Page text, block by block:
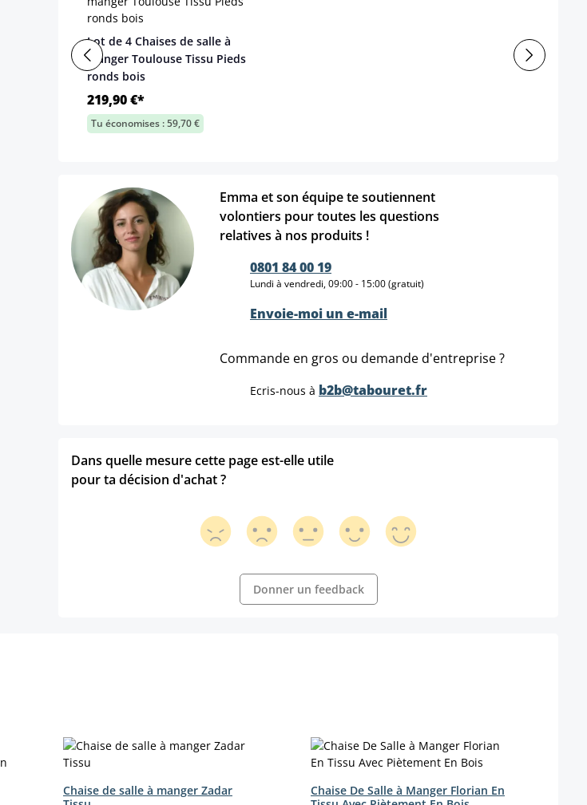
Lot de 4 Chaises de salle à
manger Toulouse Tissu Pieds
ronds bois
219,90 €*
Tu économises : 59,70 €
Emma et son équipe te soutiennent
volontiers pour toutes les questions
relatives à nos produits !
0801 84 00 19
Lundi à vendredi, 09:00 - 15:00 (gratuit)
Envoie-moi un e-mail
Commande en gros ou demande d'entreprise ?
Ecris-nous à b2b@tabouret.fr
Dans quelle mesure cette page est-elle utile
pour ta décision d'achat ?
Donner un feedback
Chaise de salle à manger Zadar
Chaise De Salle à Manger Florian En